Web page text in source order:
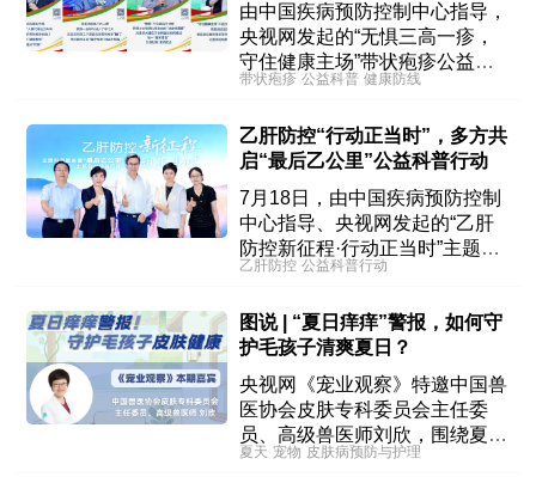
由中国疾病预防控制中心指导，
央视网发起的“无惧三高一疹，
守住健康主场”带状疱疹公益科
普精彩开启，汇集临床专家、公
众尤其是“三高”人群解析如何在
健康主场“排兵布阵”，稳握胜
局。
带状疱疹 公益科普 健康防线
乙肝防控“行动正当时”，多方共
启“最后乙公里”公益科普行动
7月18日，由中国疾病预防控制
中心指导、央视网发起的“乙肝
防控新征程·行动正当时”主题科
普圆桌暨“最后乙公里”主题公益
乙肝防控 公益科普行动
图说 | “夏日痒痒”警报，如何守
护毛孩子清爽夏日？
央视网《宠业观察》特邀中国兽
医协会皮肤专科委员会主任委
员、高级兽医师刘欣，围绕夏季
犬猫皮肤病的预防与护理，为铲
夏天 宠物 皮肤病预防与护理